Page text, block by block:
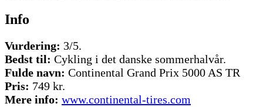
Info
Vurdering: 3/5.
Bedst til: Cykling i det danske sommerhalvår.
Fulde navn: Continental Grand Prix 5000 AS TR
Pris: 749 kr.
Mere info: www.continental-tires.com